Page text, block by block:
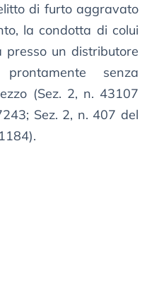
di furto aggravato
la condotta di colui
un distributore
senza
(Sez. 2, n. 43107
Sez. 2, n. 407 del